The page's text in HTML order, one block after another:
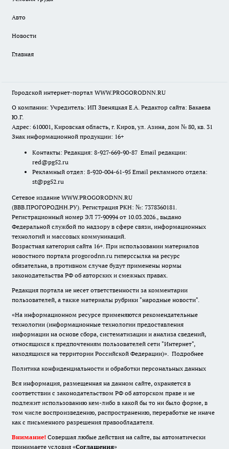
Авто
Новости
Главная
Городской интернет-портал WWW.PROGORODNN.RU
О компании: Учредитель: ИП Звеняцкая Е.А. Редактор сайта: Бакаева
Ю.Г.
Адрес: 610001, Кировская область, г. Киров, ул. Азина, дом № 80, кв. 31
Знак информационной продукции: 16+
Контакты: Редакция: 8-927-669-90-87 Email редакции:
red@pg52.ru
Рекламный отдел: 8-920-004-61-95 Email рекламного отдела:
st@pg52.ru
Сетевое издание WWW.PROGORODNN.RU
(ВВВ.ПРОГОРОДНН.РУ). Регистрация РКН: №: 7378360181.
Регистрационный номер ЭЛ 77-90994 от 10.03.2026., выдано
Федеральной службой по надзору в сфере связи, информационных
технологий и массовых коммуникаций.
Возрастная категория сайта 16+. При использовании материалов
новостного портала progorodnn.ru гиперссылка на ресурс
обязательна, в противном случае будут применены нормы
законодательства РФ об авторских и смежных правах.
Редакция портала не несет ответственности за комментарии
пользователей, а также материалы рубрики "народные новости".
«На информационном ресурсе применяются рекомендательные
технологии (информационные технологии предоставления
информации на основе сбора, систематизации и анализа сведений,
относящихся к предпочтениям пользователей сети "Интернет",
находящихся на территории Российской Федерации)». Подробнее
Политика конфиденциальности и обработки персональных данных
Вся информация, размещенная на данном сайте, охраняется в
соответствии с законодательством РФ об авторском праве и не
подлежит использованию кем-либо в какой бы то ни было форме, в
том числе воспроизведению, распространению, переработке не иначе
как с письменного разрешения правообладателя.
Внимание! Совершая любые действия на сайте, вы автоматически
принимаете условия «Cоглашения»